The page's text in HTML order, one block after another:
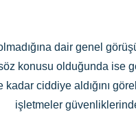
dair genel
konusu olduğunda ise
kadar ciddiye aldığını
işletmeler